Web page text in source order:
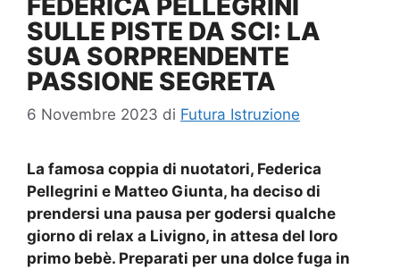
SULLE PISTE DA SCI: LA
SUA SORPRENDENTE
PASSIONE SEGRETA
6 Novembre 2023 di Futura Istruzione
La famosa coppia di nuotatori, Federica
Pellegrini e Matteo Giunta, ha deciso di
prendersi una pausa per godersi qualche
giorno di relax a Livigno, in attesa del loro
primo bebè. Preparati per una dolce fuga in